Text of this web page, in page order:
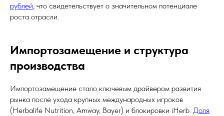
рублей, что свидетельствует о значительном потенциале
роста отрасли.
Импортозамещение и структура
производства
Импортозамещение стало ключевым драйвером развития
рынка после ухода крупных международных игроков
(Herbalife Nutrition, Amway, Bayer) и блокировки iHerb. Доля